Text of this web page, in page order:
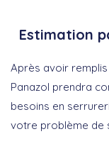
Estimation
Après avoir
Panazol prendra
besoins en
votre problème de